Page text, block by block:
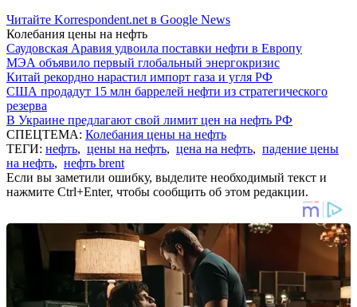
Читайте Korrespondent.net в Google News
Колебания цены на нефть
Саудовская Аравия удвоила поставки нефти в Европу
МЭА объявило первый глобальный энергокризис
Китай рекордно нарастил импорт газа и угля РФ
США продадут 15 млн баррелей нефти из стратегического
резерва
В Украине предлагают свой лимит цен на нефть РФ
СПЕЦТЕМА: Колебания цены на нефть
ТЕГИ: нефть, цены на нефть, цена на нефть, падение цены
на нефть, нефть brent
Если вы заметили ошибку, выделите необходимый текст и
нажмите Ctrl+Enter, чтобы сообщить об этом редакции.